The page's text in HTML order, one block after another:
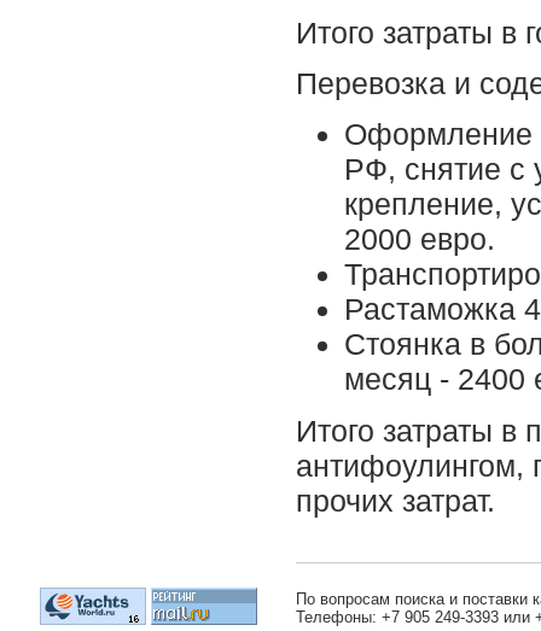
Итого затраты в
Перевозка и
Оформление
РФ, снятие с
крепление,
2000 евро.
Растаможка
Стоянка в
месяц - 2400
Итого затраты в
антифоулингом,
прочих затрат.
По вопросам поиска и поставки
Телефоны: +7 905 249-3393 или